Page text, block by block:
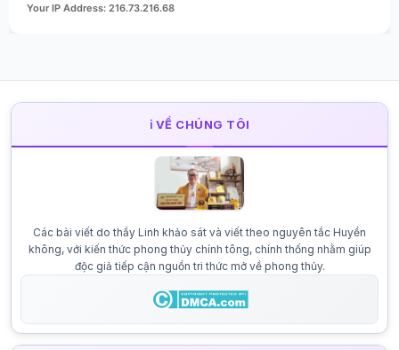
Your IP Address: 216.73.216.68
ℹ️ VỀ CHÚNG TÔI
Các bài viết do thầy Linh khảo sát và viết theo nguyên tắc Huyền
không, với kiến thức phong thủy chính tông, chính thống nhằm giúp
độc giả tiếp cận nguồn tri thức mở về phong thủy.